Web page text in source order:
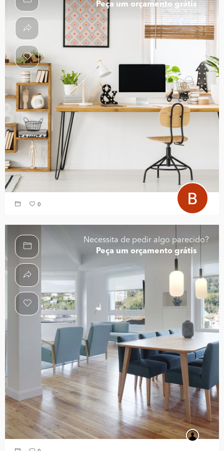
Peça um orçamento grátis
0
Necessita de pedir algo parecido?
Peça um orçamento grátis